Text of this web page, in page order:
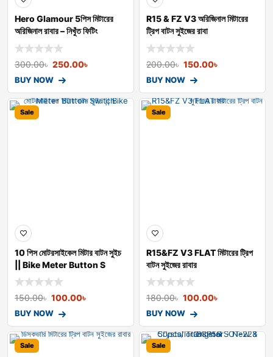
Hero Glamour 5পিস মিটারের
অরিজিনাল রাবার – নিখুঁত ফিটিং
300.00৳ 250.00৳
BUY NOW
R15 & FZ V3 অরিজিনাল মিটারের
ট্রিপ বাটন সুইজের রাবা
200.00৳ 150.00৳
BUY NOW
Sale
10 পিস মোটরসাইকেল মিটার বাটন সুইচ
|| Bike Meter Button S
150.00৳ 100.00৳
BUY NOW
Sale
R15&FZ V3 FLAT মিটারের ট্রিপ
বাটন সুইজের রাবার
180.00৳ 100.00৳
BUY NOW
Sale Sale